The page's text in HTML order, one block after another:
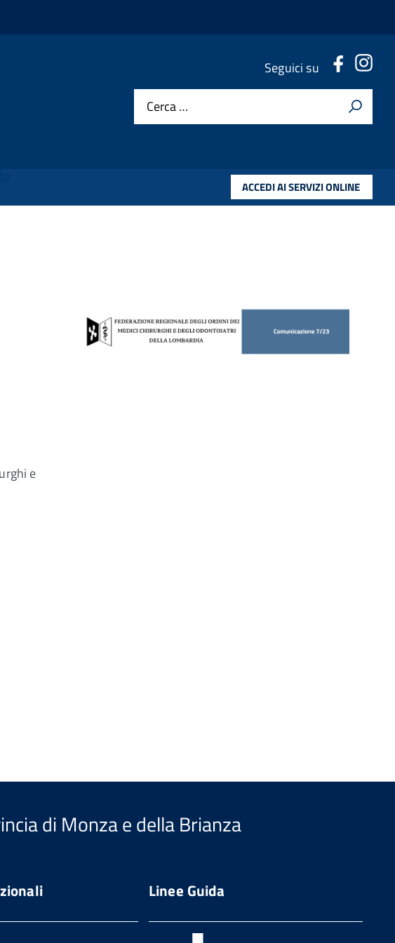
Seguici su . .
Cerca …
ACCEDI AI SERVIZI ONLINE
e
di Monza e della Brianza
Linee Guida